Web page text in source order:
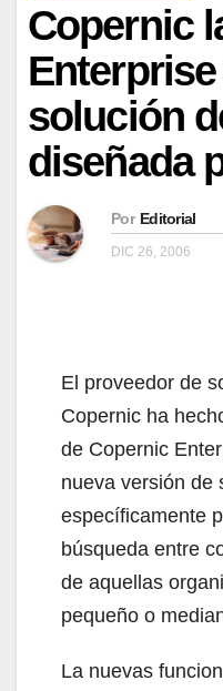
Copernic
solución
diseñada
Por Editorial
DIC 26, 2006
El proveedor de
Copernic ha
de Copernic
nueva versión de
específicamente
búsqueda entre
de aquellas
pequeño o
La nuevas